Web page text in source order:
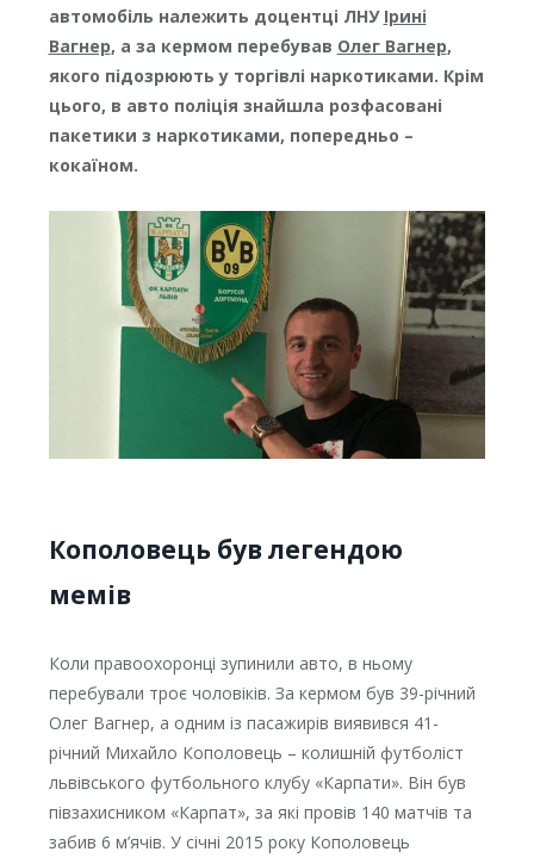
автомобіль належить доцентці ЛНУ Ірині
Вагнер, а за кермом перебував Олег Вагнер,
якого підозрюють у торгівлі наркотиками. Крім
цього, в авто поліція знайшла розфасовані
пакетики з наркотиками, попередньо –
кокаїном.
Кополовець був легендою
мемів
Коли правоохоронці зупинили авто, в ньому
перебували троє чоловіків. За кермом був 39-річний
Олег Вагнер, а одним із пасажирів виявився 41-
річний Михайло Кополовець – колишній футболіст
львівського футбольного клубу «Карпати». Він був
півзахисником «Карпат», за які провів 140 матчів та
забив 6 м’ячів. У січні 2015 року Кополовець